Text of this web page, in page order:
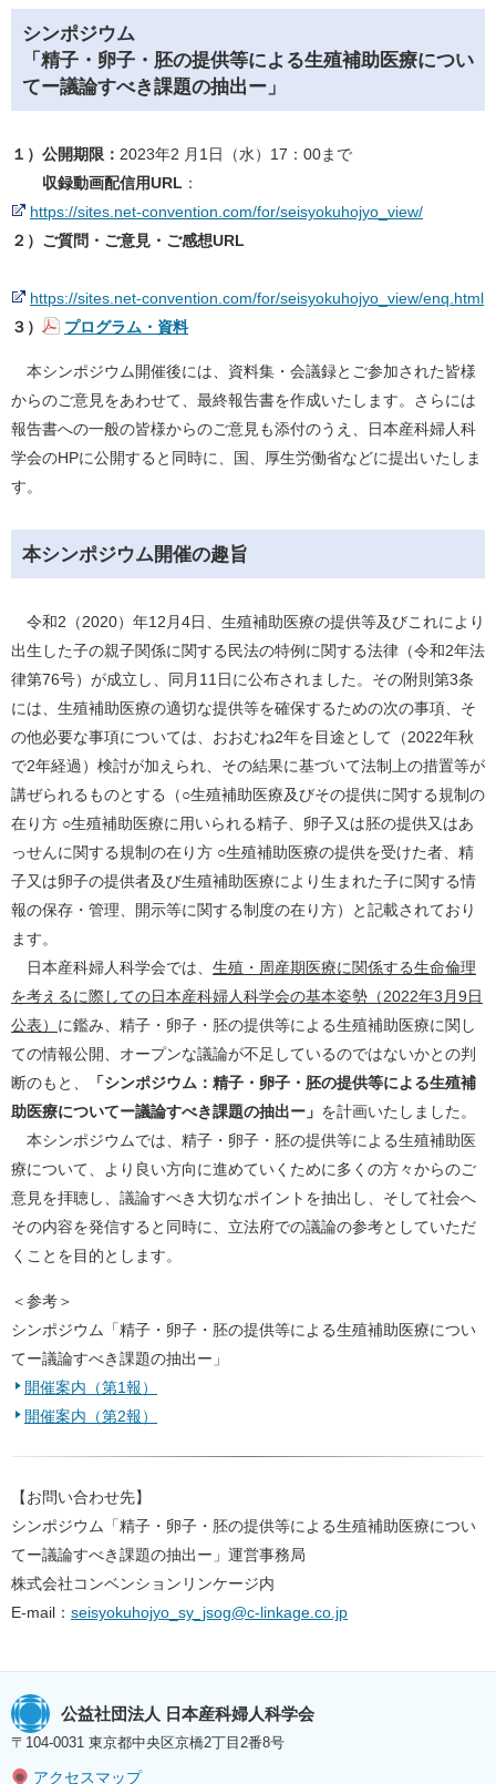
シンポジウム
「精子・卵子・胚の提供等による生殖補助医療につい
てー議論すべき課題の抽出ー」
１）公開期限： 2023年2 月1日（水）17：00まで
収録動画配信用URL ：
https://sites.net-convention.com/for/seisyokuhojyo_view/
２）ご質問・ご意見・ご感想URL
https://sites.net-convention.com/for/seisyokuhojyo_view/enq.html
３）
プログラム・資料
本シンポジウム開催後には、資料集・会議録とご参加された皆様
からのご意見をあわせて、最終報告書を作成いたします。さらには
報告書への一般の皆様からのご意見も添付のうえ、日本産科婦人科
学会のHPに公開すると同時に、国、厚生労働省などに提出いたしま
す。
本シンポジウム開催の趣旨
令和2（2020）年12月4日、生殖補助医療の提供等及びこれにより
出生した子の親子関係に関する民法の特例に関する法律（令和2年法
律第76号）が成立し、同月11日に公布されました。その附則第3条
には、生殖補助医療の適切な提供等を確保するための次の事項、そ
の他必要な事項については、おおむね2年を目途として（2022年秋
で2年経過）検討が加えられ、その結果に基づいて法制上の措置等が
講ぜられるものとする（○生殖補助医療及びその提供に関する規制の
在り方 ○生殖補助医療に用いられる精子、卵子又は胚の提供又はあ
っせんに関する規制の在り方 ○生殖補助医療の提供を受けた者、精
子又は卵子の提供者及び生殖補助医療により生まれた子に関する情
報の保存・管理、開示等に関する制度の在り方）と記載されており
ます。
日本産科婦人科学会では、 生殖・周産期医療に関係する生命倫理
を考えるに際しての日本産科婦人科学会の基本姿勢（2022年3月9日
公表） に鑑み、精⼦・卵⼦・胚の提供等による⽣殖補助医療に関し
ての情報公開、オープンな議論が不足しているのではないかとの判
断のもと、
「シンポジウム：精子・卵⼦・胚の提供等による生殖補
助医療についてー議論すべき課題の抽出ー」 を計画いたしました。
本シンポジウムでは、精子・卵子・胚の提供等による生殖補助医
療について、より良い方向に進めていくために多くの方々からのご
意見を拝聴し、議論すべき大切なポイントを抽出し、そして社会へ
その内容を発信すると同時に、立法府での議論の参考としていただ
くことを目的とします。
＜参考＞
シンポジウム「精子・卵子・胚の提供等による⽣殖補助医療につい
てー議論すべき課題の抽出ー」
開催案内（第1報）
開催案内（第2報）
【お問い合わせ先】
シンポジウム「精子・卵子・胚の提供等による⽣殖補助医療につい
てー議論すべき課題の抽出ー」運営事務局
株式会社コンベンションリンケージ内
E-mail： seisyokuhojyo_sy_jsog@c-linkage.co.jp
公益社団法人 日本産科婦人科学会
〒104-0031 東京都中央区京橋2丁目2番8号
アクセスマップ